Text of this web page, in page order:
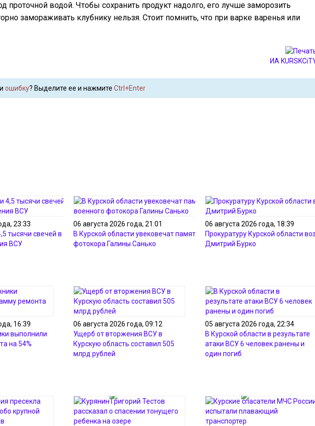
водой. Чтобы сохранить продукт надолго, его лучше заморозить
замораживать клубнику нельзя. Стоит помнить, что при варке варенья или
ИА
ошибку? Выделите ее и нажмите Ctrl+Enter
23:33
тысячи свечей в память о
ВСУ
06 августа 2026 года, 21:01
В Курской области увековечат память военного
фотокора Галины Санько
06 августа 2026 года, 18:39
Прокуратуру Курской области
Дмитрий Бурко
16:39
выполнили
на 54%
06 августа 2026 года, 09:12
Ущерб от вторжения ВСУ в
Курскую область составил 505
млрд рублей
05 августа 2026 года, 22:34
В Курской области в результате
атаки ВСУ 6 человек ранены и
один погиб